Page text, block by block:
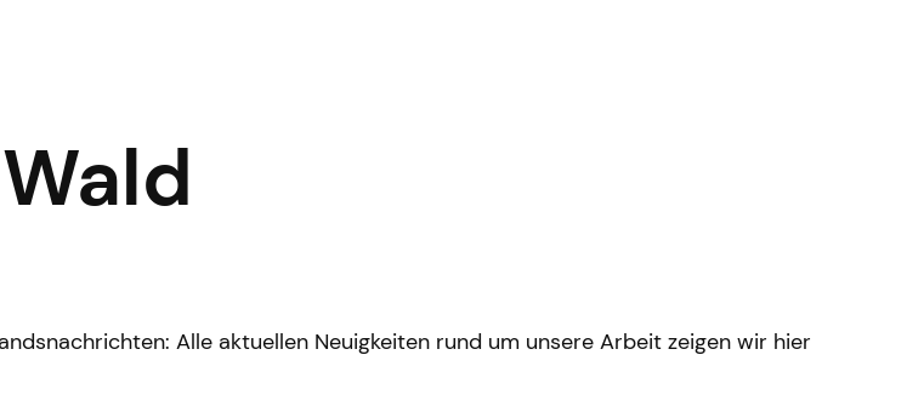
Alle aktuellen Neuigkeiten rund um unsere Arbeit zeigen wir hier